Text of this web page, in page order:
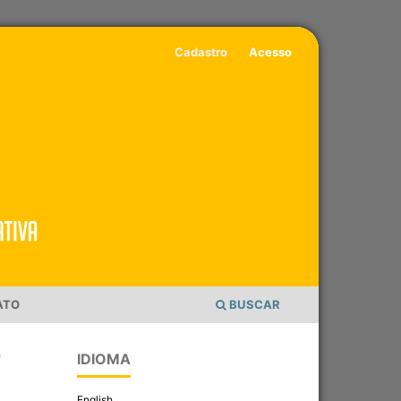
BUSCAR
Cadastro Acesso
IDIOMA